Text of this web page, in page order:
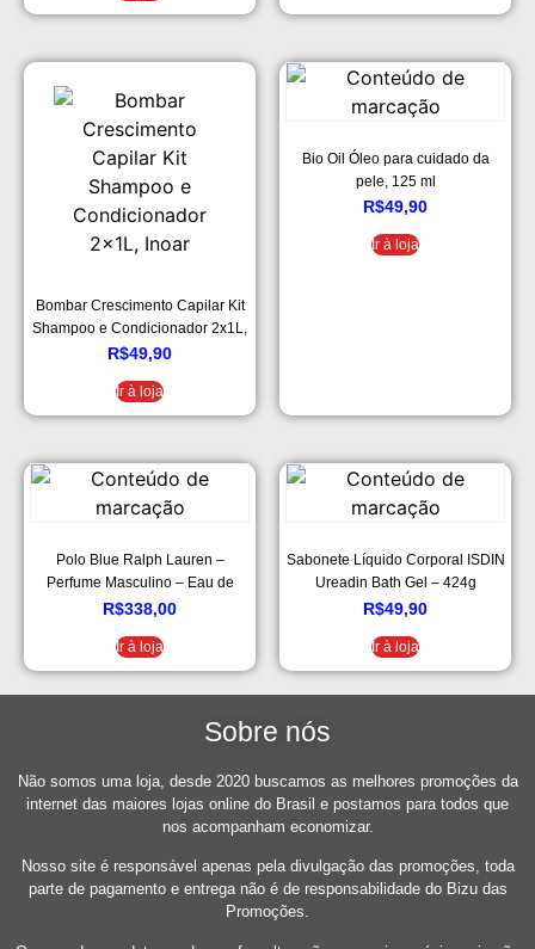
Bombar Crescimento Capilar Kit
Shampoo e Condicionador 2x1L,
Inoar
R$49,90
Ir à loja
Bio Oil Óleo para cuidado da
pele, 125 ml
R$49,90
Ir à loja
Polo Blue Ralph Lauren –
Perfume Masculino – Eau de
Toilette – 125ml
R$338,00
Ir à loja
Sabonete Líquido Corporal ISDIN
Ureadin Bath Gel – 424g
R$49,90
Ir à loja
Sobre nós
Não somos uma loja, desde 2020 buscamos as melhores promoções da
internet das maiores lojas online do Brasil e postamos para todos que
nos acompanham economizar.
Nosso site é responsável apenas pela divulgação das promoções, toda
parte de pagamento e entrega não é de responsabilidade do Bizu das
Promoções.